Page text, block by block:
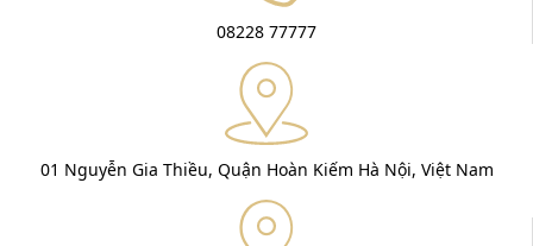
08228 77777
01 Nguyễn Gia Thiều, Quận Hoàn Kiếm Hà Nội, Việt Nam